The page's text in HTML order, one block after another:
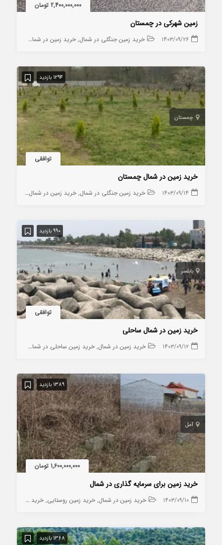
2,400,000,000 تومان
زمین شهرکی در چمستان
۱۴۰۳/۰۹/۲۶ خرید زمین جنگلی در شمال خرید زمین در شمال
1294 بازدید
چمستان
توافقی
خرید زمین در شمال چمستان
۱۴۰۳/۰۹/۱۴ خرید زمین جنگلی در شمال خرید زمین در شمال
990 بازدید
بابلسر
توافقی
خرید زمین در شمال ساحلی
۱۴۰۳/۰۹/۱۲ خرید زمین در شمال خرید زمین ساحلی در شمال
1389 بازدید
آمل
1,600,000,000 تومان
خرید زمین برای سرمایه گذاری در شمال
۱۴۰۳/۰۹/۱۰ خرید زمین در شمال خرید زمین روستایی خرید زمین ساحلی در شمال
1368 بازدید